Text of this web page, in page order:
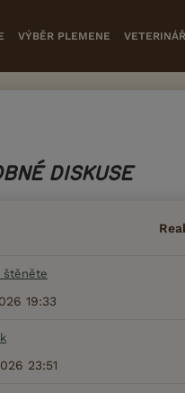
VÝBĚR PLEMENE
DISKUSE
štěněte
19:33
23:51